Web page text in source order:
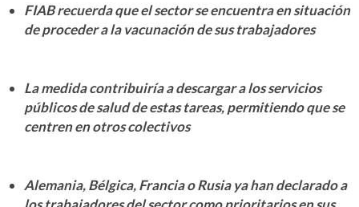
FIAB recuerda que el sector se encuentra en situación
de proceder a la vacunación de sus trabajadores
La medida contribuiría a descargar a los servicios
públicos de salud de estas tareas, permitiendo que se
centren en otros colectivos
Alemania, Bélgica, Francia o Rusia ya han declarado a